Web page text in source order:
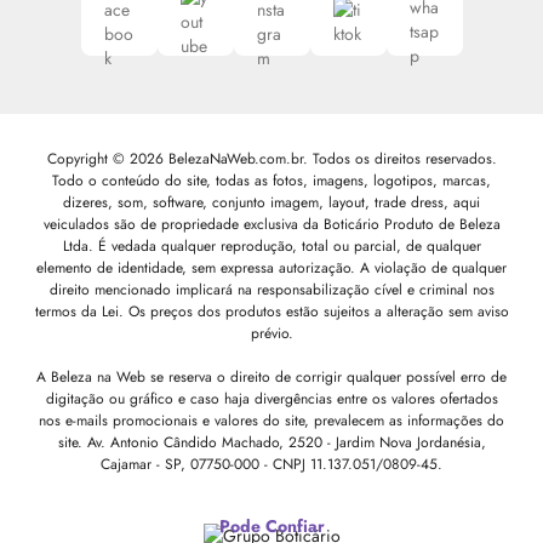
Copyright © 2026 BelezaNaWeb.com.br. Todos os direitos reservados.
Todo o conteúdo do site, todas as fotos, imagens, logotipos, marcas,
dizeres, som, software, conjunto imagem, layout, trade dress, aqui
veiculados são de propriedade exclusiva da Boticário Produto de Beleza
Ltda. É vedada qualquer reprodução, total ou parcial, de qualquer
elemento de identidade, sem expressa autorização. A violação de qualquer
direito mencionado implicará na responsabilização cível e criminal nos
termos da Lei. Os preços dos produtos estão sujeitos a alteração sem aviso
prévio.
A Beleza na Web se reserva o direito de corrigir qualquer possível erro de
digitação ou gráfico e caso haja divergências entre os valores ofertados
nos e-mails promocionais e valores do site, prevalecem as informações do
site. Av. Antonio Cândido Machado, 2520 - Jardim Nova Jordanésia,
Cajamar - SP, 07750-000 - CNPJ 11.137.051/0809-45.
Pode Confiar